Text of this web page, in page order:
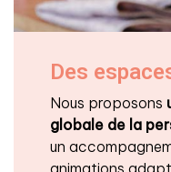
Des
Nous proposons
globale de la
un